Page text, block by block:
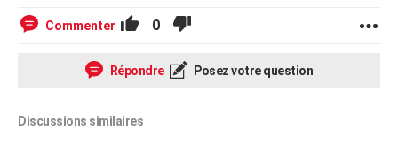
FORUMCommenter 0
Répondre Posez votre question
Discussions similaires